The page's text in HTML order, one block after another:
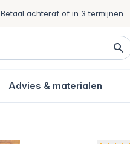
Betaal achteraf of in 3 termijnen
Advies & materialen